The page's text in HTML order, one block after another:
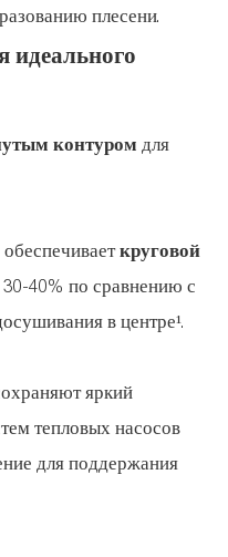
плесени.
идеального
контуром для
круговой
40% по сравнению с
в центре¹.
яркий
тепловых насосов
для поддержания